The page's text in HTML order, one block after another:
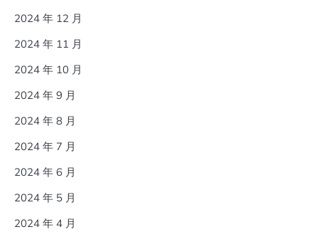
2024 年 12 月
2024 年 11 月
2024 年 10 月
2024 年 9 月
2024 年 8 月
2024 年 7 月
2024 年 6 月
2024 年 5 月
2024 年 4 月